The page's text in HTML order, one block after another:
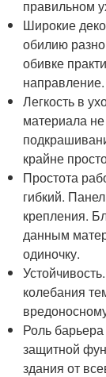
правильном
Широкие
обилию
обивке
направление.
Легкость в
материала
крайне
Простота
гибкий.
крепления.
данным
одиночку.
колебания
Роль
защитной
здания от